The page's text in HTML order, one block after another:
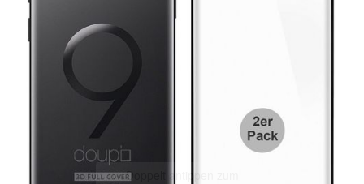
Doppelt antippen zum